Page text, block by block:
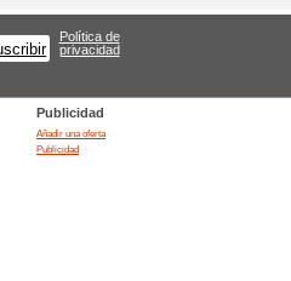
eligiendo ropa
ya